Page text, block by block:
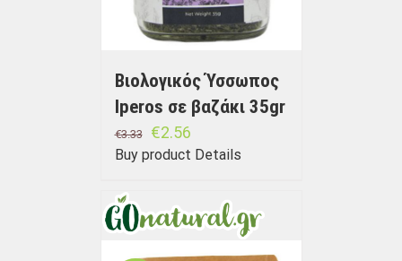
Βιολογικός Ύσσωπος
Iperos σε βαζάκι 35gr
€3.33 €2.56
Buy product Details